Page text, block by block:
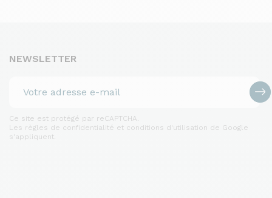
NEWSLETTER
Ce site est protégé par reCAPTCHA.
Les règles de confidentialité et conditions d'utilisation de Google
s'appliquent.